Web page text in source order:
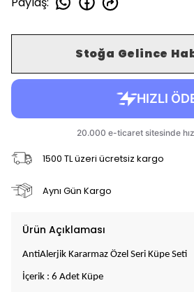
Stoğa Gelince
1500 TL üzeri ücretsiz kargo
Aynı Gün Kargo
Ürün Açıklaması
AntiAlerjik Kararmaz Özel Seri Küpe Seti
İçerik : 6 Adet Küpe